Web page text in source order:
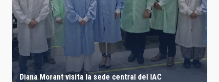
Diana Morant visita la sede central del IAC